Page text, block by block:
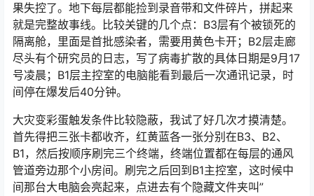
果失控了。地下每层都能捡到录音带和文件碎片，拼起来
就是完整故事线。比较关键的几个点：B3层有个被锁死的
隔离舱，里面是首批感染者，需要用黄色卡开；B2层走廊
尽头有个研究员的日志，写了病毒扩散的具体日期是9月17
号凌晨；B1层主控室的电脑能看到最后一次通讯记录，时
间停在爆发后40分钟。
大灾变彩蛋触发条件比较隐蔽，我试了好几次才摸清楚。
首先得把三张卡都收齐，红黄蓝各一张分别在B3、B2、
B1，然后按顺序刷完三个终端，终端位置都在每层的通风
管道旁边那个小房间。刷完之后回到B1主控室，这时候中
间那台大电脑会亮起来，点进去有个隐藏文件夹叫”